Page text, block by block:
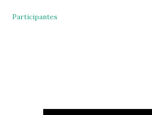
Participantes